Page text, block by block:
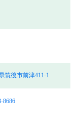
筑後市前津411-1
8686